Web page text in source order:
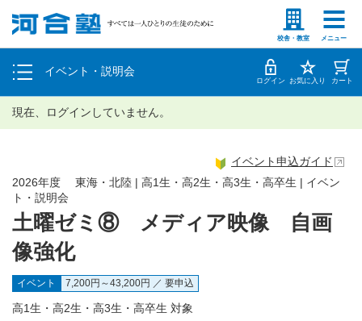
校舎・教室 メニュー
塾生の方 高等学校の先生
イベント・説明会
個別相談
体験授業 ログイン お気に入り カート
現在、ログインしていません。
土曜ゼミ⑧ メディア映像 自画
像強化
2026年度 東海・北陸 | 高1生・高2生・高3生・高卒生 | イベン
ト・説明会
イベント申込ガイド
イベント 7,200円～43,200円 ／ 要申込
高1生・高2生・高3生・高卒生 対象